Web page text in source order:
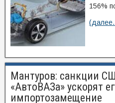
156%
Мантуров: санкции
«АвтоВАЗа» ускорят
импортозамещение